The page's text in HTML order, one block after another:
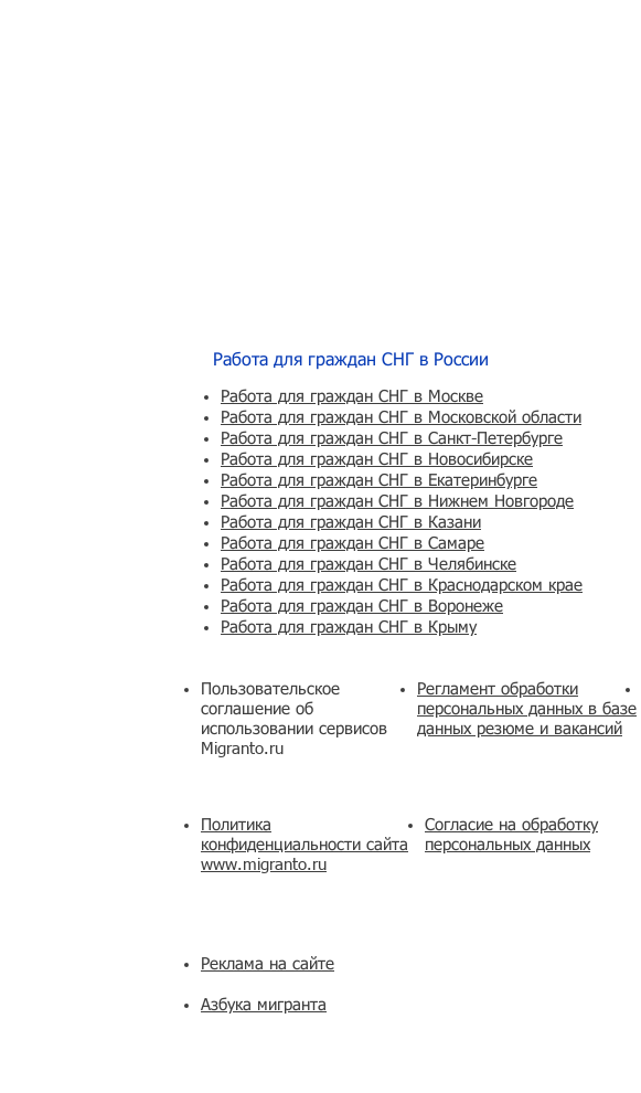
Работа для граждан СНГ в России
Работа для граждан СНГ в Москве
Работа для граждан СНГ в Московской области
Работа для граждан СНГ в Санкт-Петербурге
Работа для граждан СНГ в Новосибирске
Работа для граждан СНГ в Екатеринбурге
Работа для граждан СНГ в Нижнем Новгороде
Работа для граждан СНГ в Казани
Работа для граждан СНГ в Самаре
Работа для граждан СНГ в Челябинске
Работа для граждан СНГ в Краснодарском крае
Работа для граждан СНГ в Воронеже
Работа для граждан СНГ в Крыму
Пользовательское
соглашение об
использовании сервисов
Migranto.ru
Регламент обработки
персональных данных в базе
данных резюме и вакансий
Политика
конфиденциальности сайта
www.migranto.ru
Согласие на обработку
персональных данных
Реклама на сайте
Азбука мигранта